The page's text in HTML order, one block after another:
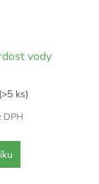
vody
(>5 ks)
DPH